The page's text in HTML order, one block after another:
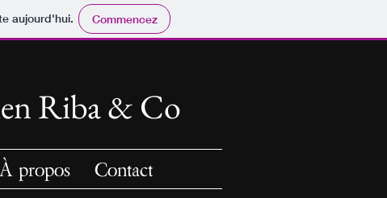
aujourd'hui. Commencez
Riba & Co
À propos Contact